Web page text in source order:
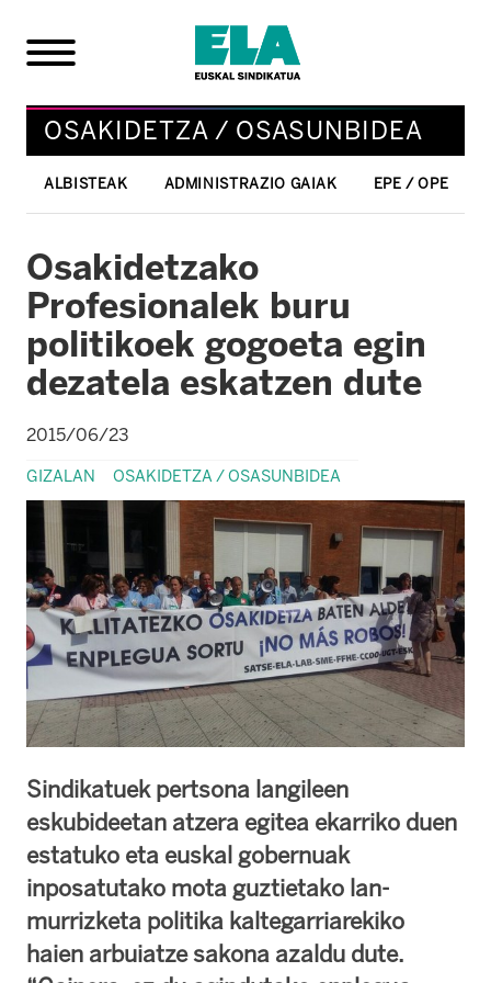
OSAKIDETZA / OSASUNBIDEA
ALBISTEAK ADMINISTRAZIO GAIAK EPE / OPE
Osakidetzako
Profesionalek buru
politikoek gogoeta egin
dezatela eskatzen dute
2015/06/23
GIZALAN OSAKIDETZA / OSASUNBIDEA
Sindikatuek pertsona langileen
eskubideetan atzera egitea ekarriko duen
estatuko eta euskal gobernuak
inposatutako mota guztietako lan-
murrizketa politika kaltegarriarekiko
haien arbuiatze sakona azaldu dute.